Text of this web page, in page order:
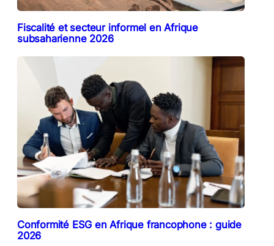
Fiscalité et secteur informel en Afrique
subsaharienne 2026
Conformité ESG en Afrique francophone : guide
2026